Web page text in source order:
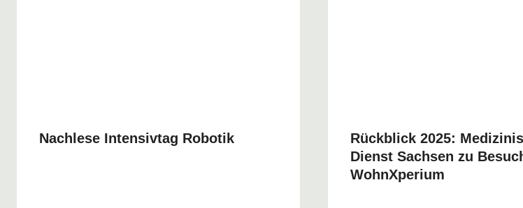
Nachlese Intensivtag Robotik
Rückblick 2025:
Dienst Sachsen zu
WohnXperium